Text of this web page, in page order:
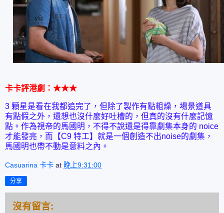
卡卡評港劇：★★★
3 顆星是看在我都追完了，但除了製作有點粗燥，場景道具
有點假之外，還想也沒什麼好吐槽的，但真的沒有什麼記憶
點。作為視帝的馬國明，不得不說還是得靠劇集本身的 noice
才能發亮，而【C9 特工】就是一個創造不出noise的劇集，
馬國明也帶不動是意料之內。
Casuarina 卡卡 at 晚上9:31:00
分享
沒有留言: